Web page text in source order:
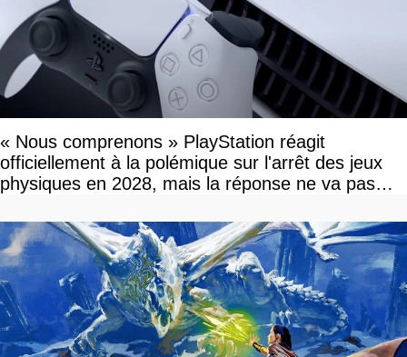
« Nous comprenons » PlayStation réagit
officiellement à la polémique sur l'arrêt des jeux
physiques en 2028, mais la réponse ne va pas